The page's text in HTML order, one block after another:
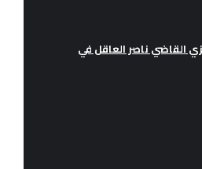
القاضي ناصر العاقل في